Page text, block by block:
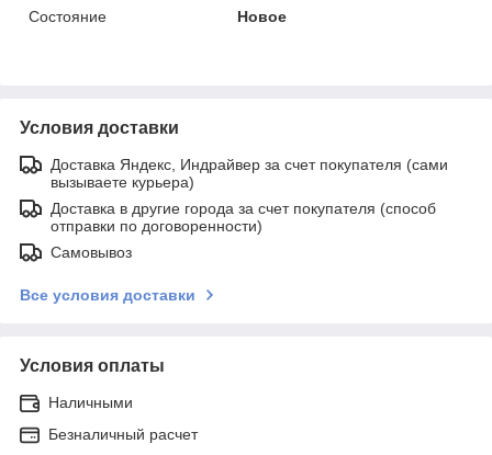
Состояние
Новое
Условия доставки
Доставка Яндекс, Индрайвер за счет покупателя (сами
вызываете курьера)
Доставка в другие города за счет покупателя (способ
отправки по договоренности)
Самовывоз
Все условия доставки
Условия оплаты
Наличными
Безналичный расчет